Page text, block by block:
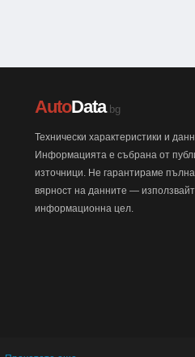
AutoData.bg
Технически характеристики и
Информацията е събрана от
източници. Не гарантираме
вярност на данните —
информационна цел.